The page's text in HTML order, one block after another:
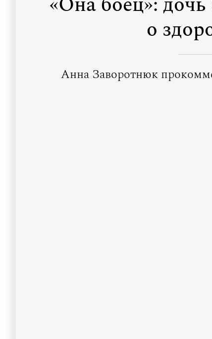
о
Анна Заворотнюк